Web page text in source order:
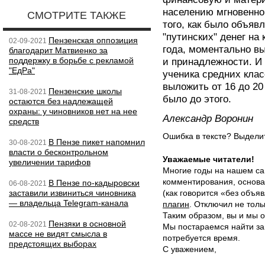
СМОТРИТЕ ТАКЖЕ
02-09-2021 Пензенская оппозиция
благодарит Матвиенко за
поддержку в борьбе с рекламой
"ЕдРа"
31-08-2021 Пензенские школы
остаются без надлежащей
охраны: у чиновников нет на нее
средств
30-08-2021 В Пензе пикет напомнил
власти о бесконтрольном
увеличении тарифов
06-08-2021 В Пензе по-кадыровски
заставили извиниться чиновника
— владельца Telegram-канала
02-08-2021 Пензяки в основной
массе не видят смысла в
предстоящих выборах
населению
того, как было
"путинских" денег на
года, моментально
и принадлежности. И
ученика средних
выложить от 16 до
было до этого.
Александр Воронин
Ошибка в тексте?
Уважаемые читатели!
Многие годы на нашем
комментирования,
(как говорится «без
плагин . Отключил не
Таким образом, вы и мы
Мы постараемся найти
потребуется время.
С уважением,